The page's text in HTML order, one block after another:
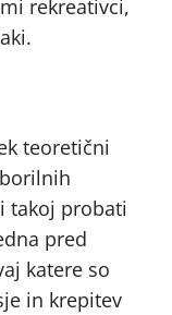
rekreativci,
teoretični
takoj probati
pred
katere so
in krepitev